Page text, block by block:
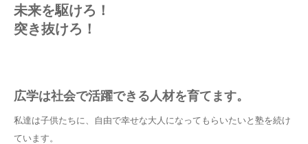
未来を駆けろ！
突き抜けろ！
広学は社会で活躍できる人材を育てます。
私達は子供たちに、自由で幸せな大人になってもらいたいと塾を続け
ています。